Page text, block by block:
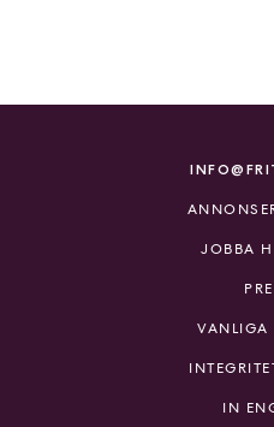
JOBBA
VANLIGA
IN